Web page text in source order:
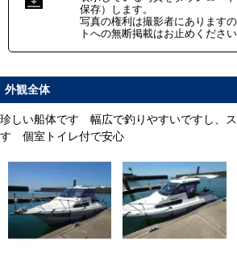
保存）します。
写真の権利は撮影者にあります
トへの無断掲載はお止めください
外観全体
珍しい船体です 幅広で釣りやすいですし、
す 個室トイレ付で安心